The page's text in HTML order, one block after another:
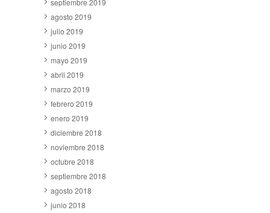
septiembre 2019
agosto 2019
julio 2019
junio 2019
mayo 2019
abril 2019
marzo 2019
febrero 2019
enero 2019
diciembre 2018
noviembre 2018
octubre 2018
septiembre 2018
agosto 2018
junio 2018